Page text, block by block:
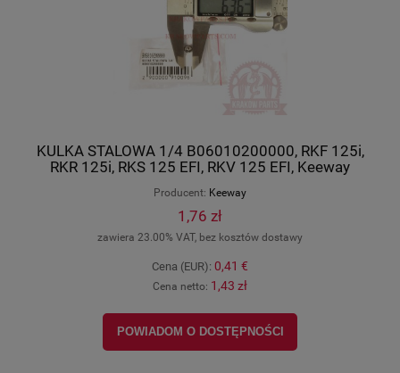
KULKA STALOWA 1/4 B06010200000, RKF 125i,
RKR 125i, RKS 125 EFI, RKV 125 EFI, Keeway
Producent: Keeway
1,76 zł
zawiera 23.00% VAT, bez kosztów dostawy
Cena (EUR): 0,41 €
Cena netto: 1,43 zł
POWIADOM O DOSTĘPNOŚCI